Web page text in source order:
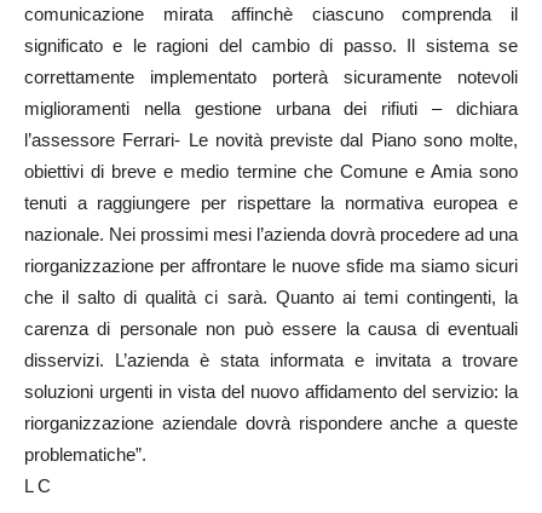
comunicazione mirata affinchè ciascuno comprenda il
significato e le ragioni del cambio di passo. Il sistema se
correttamente implementato porterà sicuramente notevoli
miglioramenti nella gestione urbana dei rifiuti – dichiara
l’assessore Ferrari- Le novità previste dal Piano sono molte,
obiettivi di breve e medio termine che Comune e Amia sono
tenuti a raggiungere per rispettare la normativa europea e
nazionale. Nei prossimi mesi l’azienda dovrà procedere ad una
riorganizzazione per affrontare le nuove sfide ma siamo sicuri
che il salto di qualità ci sarà. Quanto ai temi contingenti, la
carenza di personale non può essere la causa di eventuali
disservizi. L’azienda è stata informata e invitata a trovare
soluzioni urgenti in vista del nuovo affidamento del servizio: la
riorganizzazione aziendale dovrà rispondere anche a queste
problematiche”.
L C